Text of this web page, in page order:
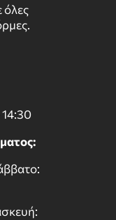
όλες
14:30